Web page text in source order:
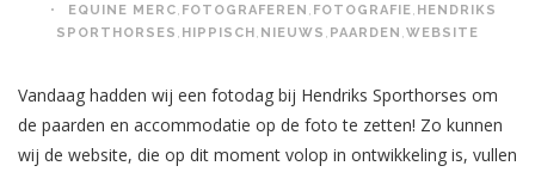
EQUINE MERC, FOTOGRAFEREN , FOTOGRAFIE, HENDRIKS
SPORTHORSES , HIPPISCH, NIEUWS , PAARDEN ,WEBSITE
Vandaag hadden wij een fotodag bij Hendriks Sporthorses om
de paarden en accommodatie op de foto te zetten! Zo kunnen
wij de website, die op dit moment volop in ontwikkeling is, vullen